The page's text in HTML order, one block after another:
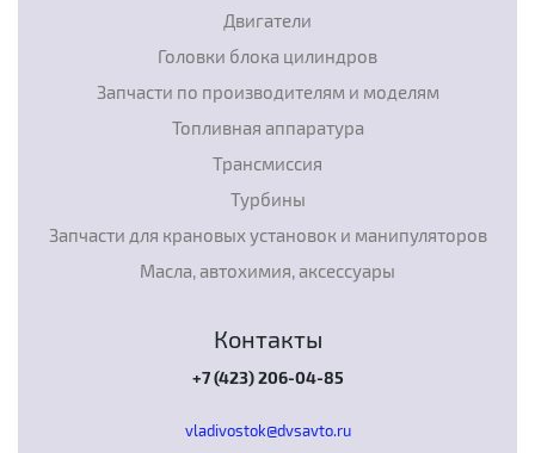
Двигатели
Головки блока цилиндров
Запчасти по производителям и моделям
Топливная аппаратура
Трансмиссия
Турбины
Запчасти для крановых установок и манипуляторов
Масла, автохимия, аксессуары
Контакты
+7 (423) 206-04-85
vladivostok@dvsavto.ru